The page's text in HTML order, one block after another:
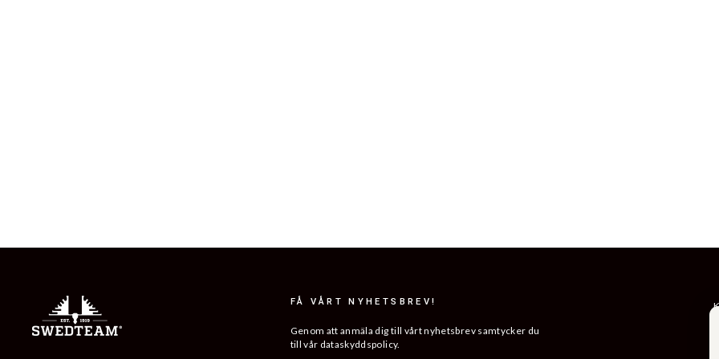
FÅ VÅRT NYHETSBREV!
Genom att anmäla dig till vårt nyhetsbrev samtycker du
till vår dataskyddspolicy.